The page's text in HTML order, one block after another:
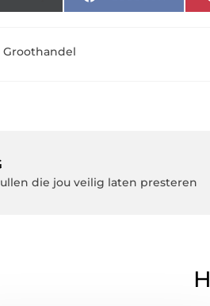
Groothandel
die jou veilig laten presteren